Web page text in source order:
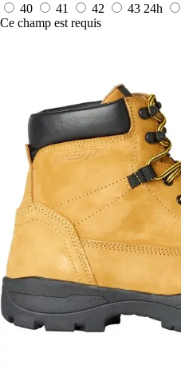
40
41 42 43 24h
Ce champ est requis